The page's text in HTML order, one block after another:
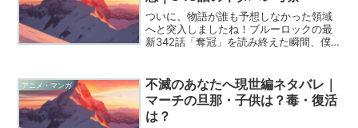
ついに、物語が誰も予想しなかった領域
へと突入しましたね！ブルーロックの最
新342話「奪冠」を読み終えた瞬間、僕
は、単なる試合の進展を超えた「支配者
の交代」という、ゾクゾ...
アニメ・マンガ
不滅のあなたへ現世編ネタバレ｜
マーチの旦那・子供は？毒・復活
は？